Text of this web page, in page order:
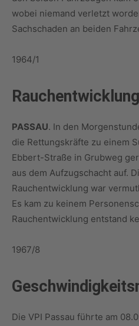
wobei niemand verletzt
Sachschaden an beiden
1964/1
PASSAU. In den
die Rettungskräfte zu einem
Ebbert-Straße in Grubweg
aus dem Aufzugschacht auf.
Rauchentwicklung war
Es kam zu keinem
Rauchentwicklung entstand
1967/8
Die VPI Passau führte am